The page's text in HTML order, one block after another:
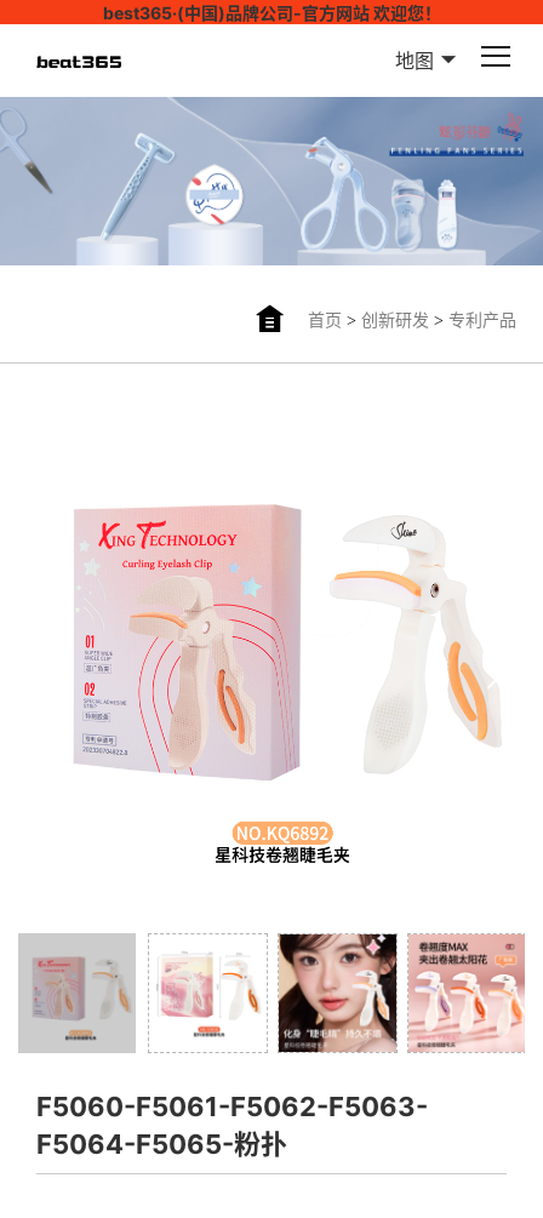
best365·(中国)品牌公司-官方网站 欢迎您！
地图
首页 > 创新研发 > 专利产品
F5060-F5061-F5062-F5063-
F5064-F5065-粉扑